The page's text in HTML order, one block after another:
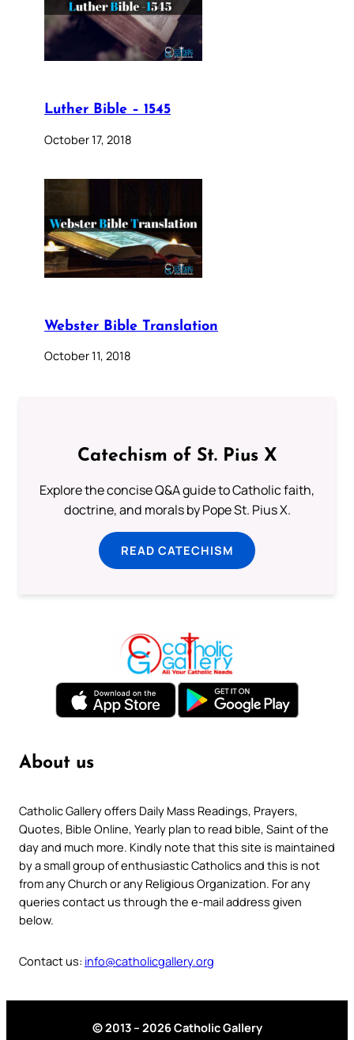
Luther Bible – 1545
October 17, 2018
Webster Bible Translation
October 11, 2018
Catechism of St. Pius X
Explore the concise Q&A guide to Catholic faith,
doctrine, and morals by Pope St. Pius X.
READ CATECHISM
About us
Catholic Gallery offers Daily Mass Readings, Prayers,
Quotes, Bible Online, Yearly plan to read bible, Saint of the
day and much more. Kindly note that this site is maintained
by a small group of enthusiastic Catholics and this is not
from any Church or any Religious Organization. For any
queries contact us through the e-mail address given
below.
Contact us: info@catholicgallery.org
© 2013 – 2026 Catholic Gallery